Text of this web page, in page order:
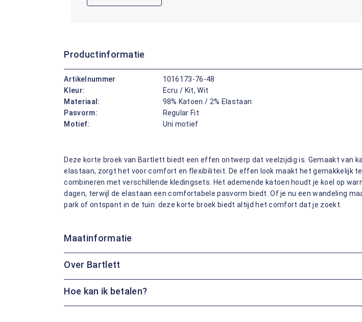
Productinformatie
Artikelnummer
1016173-76-48
Kleur:
Ecru / Kit, Wit
Materiaal:
98% Katoen / 2% Elastaan
Pasvorm:
Regular Fit
Motief:
Uni motief
Deze korte broek van Bartlett biedt een effen ontwerp dat veelzijdig is. Gemaakt van
elastaan, zorgt het voor comfort en flexibiliteit. De effen look maakt het gemakkelijk te
combineren met verschillende kledingsets. Het ademende katoen houdt je koel op
dagen, terwijl de elastaan een comfortabele pasvorm biedt. Of je nu een wandeling
park of ontspant in de tuin: deze korte broek biedt altijd het comfort dat je zoekt.
Maatinformatie
Over Bartlett
Hoe kan ik betalen?